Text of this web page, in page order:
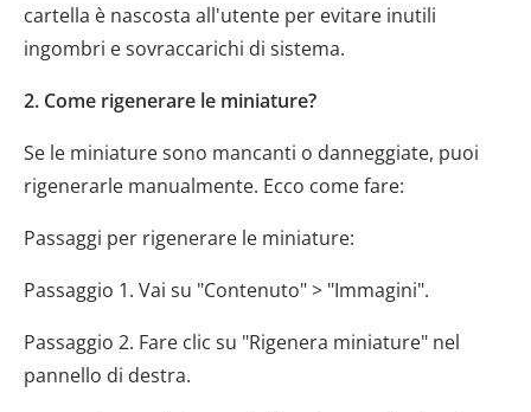
cartella è nascosta all'utente per evitare inutili
ingombri e sovraccarichi di sistema.
2. Come rigenerare le miniature?
Se le miniature sono mancanti o danneggiate, puoi
rigenerarle manualmente. Ecco come fare:
Passaggi per rigenerare le miniature:
Passaggio 1. Vai su "Contenuto" > "Immagini".
Passaggio 2. Fare clic su "Rigenera miniature" nel
pannello di destra.